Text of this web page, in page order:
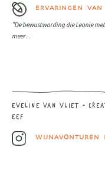
ERVARINGEN VAN
"De bewustwording die Leonie
meer...
EVELINE VAN VLIET -
EEF